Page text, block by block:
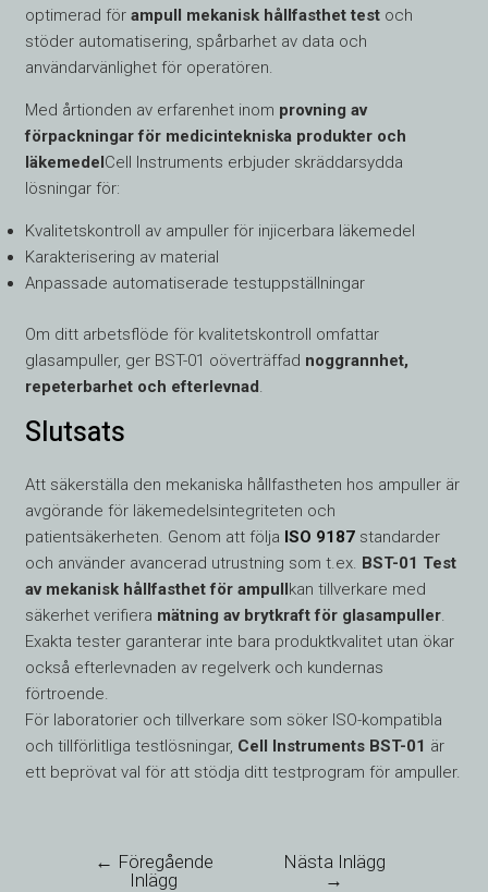
optimerad förampull mekanisk hållfasthet test och
stöder automatisering, spårbarhet av data och
användarvänlighet för operatören.
Med årtionden av erfarenhet inom provning av
förpackningar för medicintekniska produkter och
läkemedelCell Instruments erbjuder skräddarsydda
lösningar för:
Kvalitetskontroll av ampuller för injicerbara läkemedel
Karakterisering av material
Anpassade automatiserade testuppställningar
Om ditt arbetsflöde för kvalitetskontroll omfattar
glasampuller, ger BST-01 oöverträffad noggrannhet,
repeterbarhet och efterlevnad
Slutsats
Att säkerställa den mekaniska hållfastheten hos ampuller är
avgörande för läkemedelsintegriteten och
patientsäkerheten. Genom att följa ISO 9187 standarder
och använder avancerad utrustning som t.ex. BST-01 Test
av mekanisk hållfasthet för ampullkan tillverkare med
säkerhet verifiera mätning av brytkraft för glasampuller
Exakta tester garanterar inte bara produktkvalitet utan ökar
också efterlevnaden av regelverk och kundernas
förtroende.
För laboratorier och tillverkare som söker ISO-kompatibla
och tillförlitliga testlösningar, Cell Instruments BST-01 är
ett beprövat val för att stödja ditt testprogram för ampuller.
← Föregående
Inlägg
Nästa Inlägg
→